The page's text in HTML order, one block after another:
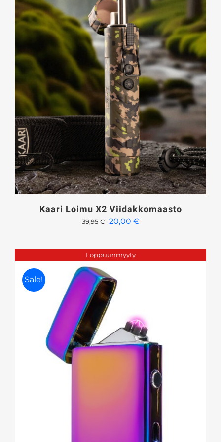
Kaari Loimu X2 Viidakkomaasto
39,95€ Alkuperäinen
oli:
39,95 €.
20,00 €Nykyinen
on:
20,00 €.
Loppuunmyyty
Sale!